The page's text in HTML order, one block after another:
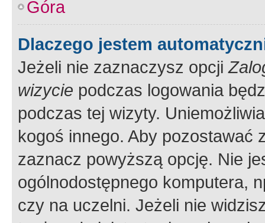
Góra
Dlaczego jestem
Jeżeli nie zaznaczysz opcji
wizycie podczas logowania
podczas tej wizyty.
kogoś innego. Aby pozostawać
zaznacz powyższą opcję. Nie
ogólnodostępnego komputera,
czy na uczelni. Jeżeli nie